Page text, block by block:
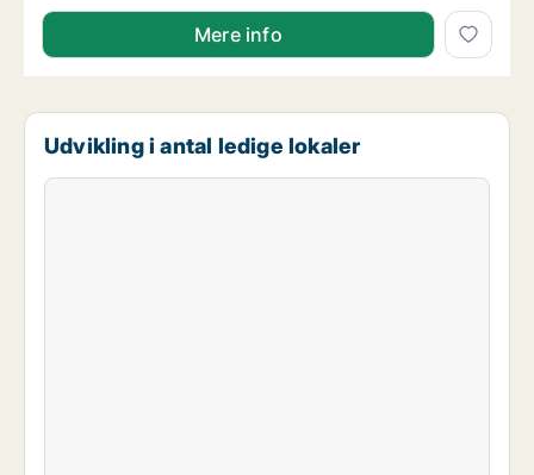
Mere info
Udvikling i antal ledige lokaler